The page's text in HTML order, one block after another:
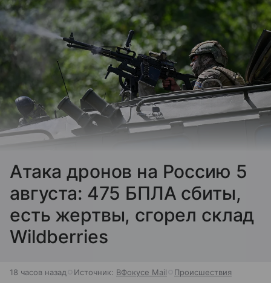
Атака дронов на Россию 5
августа: 475 БПЛА сбиты,
есть жертвы, сгорел склад
Wildberries
18 часов назад Источник: ВФокусе Mail Происшествия